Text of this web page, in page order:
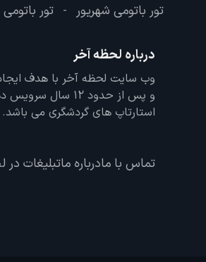
تور باتومی شهریور - تور
درباره لحظه آخر
و پس از حدود 12
استارتاپ های گردشگری می باشد.
تماس با مادرباره ماتبلیغات در